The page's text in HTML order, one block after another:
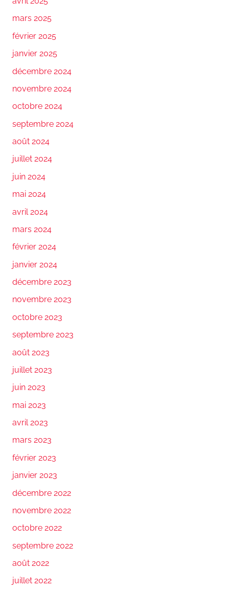
mars 2025
février 2025
janvier 2025
décembre 2024
novembre 2024
octobre 2024
septembre 2024
août 2024
juillet 2024
juin 2024
mai 2024
avril 2024
mars 2024
février 2024
janvier 2024
décembre 2023
novembre 2023
octobre 2023
septembre 2023
août 2023
juillet 2023
juin 2023
mai 2023
avril 2023
mars 2023
février 2023
janvier 2023
décembre 2022
novembre 2022
octobre 2022
septembre 2022
août 2022
juillet 2022